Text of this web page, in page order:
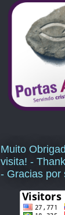
Muito
visita! -
- Gracias por